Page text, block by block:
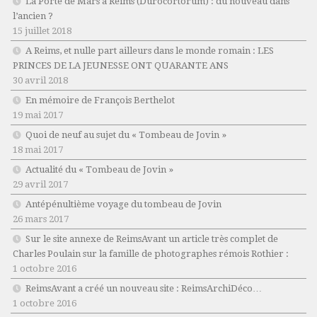
l’ancien ?
15 juillet 2018
A Reims, et nulle part ailleurs dans le monde romain : LES
PRINCES DE LA JEUNESSE ONT QUARANTE ANS
30 avril 2018
En mémoire de François Berthelot
19 mai 2017
Quoi de neuf au sujet du « Tombeau de Jovin »
18 mai 2017
Actualité du « Tombeau de Jovin »
29 avril 2017
Antépénultième voyage du tombeau de Jovin
26 mars 2017
Sur le site annexe de ReimsAvant un article très complet de
Charles Poulain sur la famille de photographes rémois Rothier :
1 octobre 2016
ReimsAvant a créé un nouveau site : ReimsArchiDéco…
1 octobre 2016